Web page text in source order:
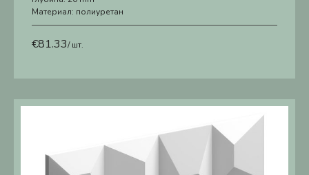
Материал: полиуретан
€81.33/ шт.